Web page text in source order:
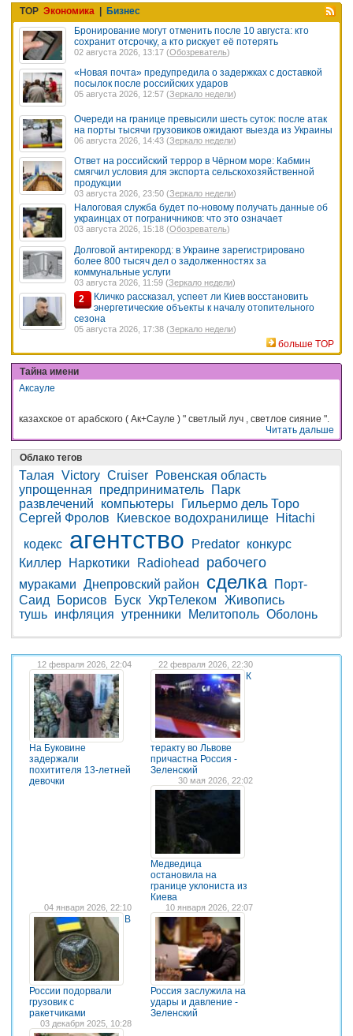
TOP Экономика | Бизнес
Бронирование могут отменить после 10 августа: кто
сохранит отсрочку, а кто рискует её потерять
02 августа 2026, 13:17 (Обозреватель)
«Новая почта» предупредила о задержках с доставкой
посылок после российских ударов
05 августа 2026, 12:57 (Зеркало недели)
Очереди на границе превысили шесть суток: после атак
на порты тысячи грузовиков ожидают выезда из Украины
06 августа 2026, 14:43 (Зеркало недели)
Ответ на российский террор в Чёрном море: Кабмин
смягчил условия для экспорта сельскохозяйственной
продукции
03 августа 2026, 23:50 (Зеркало недели)
Налоговая служба будет по-новому получать данные об
украинцах от пограничников: что это означает
03 августа 2026, 15:18 (Обозреватель)
Долговой антирекорд: в Украине зарегистрировано
более 800 тысяч дел о задолженностях за
коммунальные услуги
03 августа 2026, 11:59 (Зеркало недели)
2
Кличко рассказал, успеет ли Киев восстановить
энергетические объекты к началу отопительного
сезона
05 августа 2026, 17:38 (Зеркало недели)
больше TOP
Тайна имени
Аксауле
казахское от арабского ( Ак+Сауле ) " светлый луч , светлое сияние ".
Читать дальше
Облако тегов
Талая Victory Cruiser
Ровенская область
упрощенная
предприниматель
Парк
развлечений
компьютеры
Гильермо дель Торо
Сергей Фролов
Киевское водохранилище
Hitachi
кодекс агентство Predator конкурс
Киллер
Наркотики Radiohead рабочего
мураками Днепровский район сделка
Порт-
Саид
Борисов Буск УкрТелеком
Живопись
тушь инфляция утренники Мелитополь Оболонь
12 февраля 2026, 22:04
На Буковине
задержали
похитителя 13-летней
девочки
22 февраля 2026, 22:30
К
теракту во Львове
причастна Россия -
Зеленский
30 мая 2026, 22:02
Медведица
остановила на
границе уклониста из
Киева
04 января 2026, 22:10
В
России подорвали
грузовик с
ракетчиками
10 января 2026, 22:07
Россия заслужила на
удары и давление -
Зеленский
03 декабря 2025, 10:28